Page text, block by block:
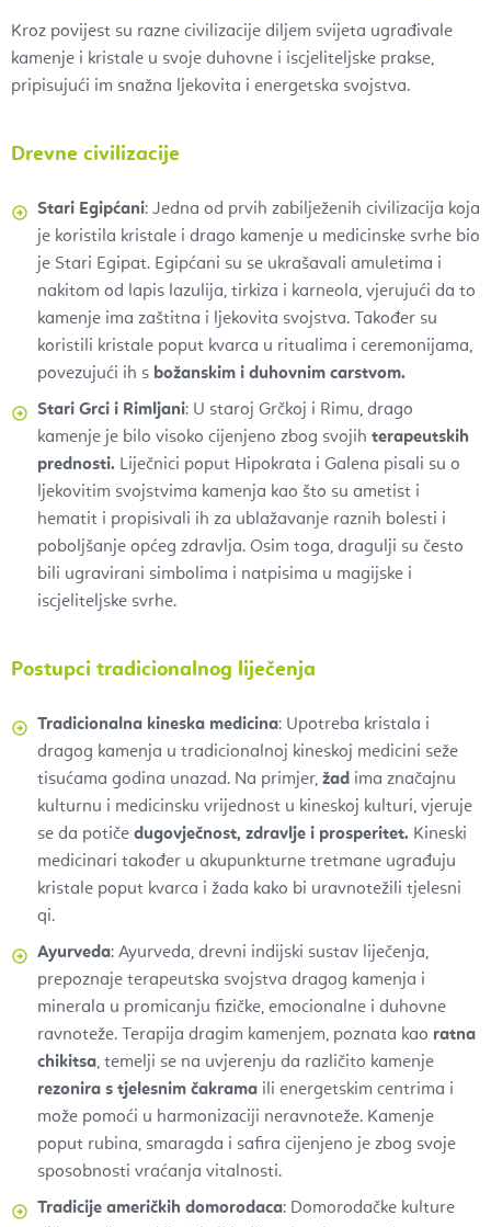
Kroz povijest su razne civilizacije diljem svijeta ugrađivale
kamenje i kristale u svoje duhovne i iscjeliteljske prakse,
pripisujući im snažna ljekovita i energetska svojstva.
Drevne civilizacije
Stari Egipćani: Jedna od prvih zabilježenih civilizacija koja
je koristila kristale i drago kamenje u medicinske svrhe bio
je Stari Egipat. Egipćani su se ukrašavali amuletima i
nakitom od lapis lazulija, tirkiza i karneola, vjerujući da to
kamenje ima zaštitna i ljekovita svojstva. Također su
koristili kristale poput kvarca u ritualima i ceremonijama,
povezujući ih s božanskim i duhovnim carstvom.
Stari Grci i Rimljani: U staroj Grčkoj i Rimu, drago
kamenje je bilo visoko cijenjeno zbog svojih terapeutskih
prednosti. Liječnici poput Hipokrata i Galena pisali su o
ljekovitim svojstvima kamenja kao što su ametist i
hematit i propisivali ih za ublažavanje raznih bolesti i
poboljšanje općeg zdravlja. Osim toga, dragulji su često
bili ugravirani simbolima i natpisima u magijske i
iscjeliteljske svrhe.
Postupci tradicionalnog liječenja
Tradicionalna kineska medicina: Upotreba kristala i
dragog kamenja u tradicionalnoj kineskoj medicini seže
tisućama godina unazad. Na primjer, žad ima značajnu
kulturnu i medicinsku vrijednost u kineskoj kulturi, vjeruje
se da potiče dugovječnost, zdravlje i prosperitet. Kineski
medicinari također u akupunkturne tretmane ugrađuju
kristale poput kvarca i žada kako bi uravnotežili tjelesni
qi.
Ayurveda: Ayurveda, drevni indijski sustav liječenja,
prepoznaje terapeutska svojstva dragog kamenja i
minerala u promicanju fizičke, emocionalne i duhovne
ravnoteže. Terapija dragim kamenjem, poznata kao ratna
chikitsa, temelji se na uvjerenju da različito kamenje
rezonira s tjelesnim čakrama ili energetskim centrima i
može pomoći u harmonizaciji neravnoteže. Kamenje
poput rubina, smaragda i safira cijenjeno je zbog svoje
sposobnosti vraćanja vitalnosti.
Tradicije američkih domorodaca: Domorodačke kulture